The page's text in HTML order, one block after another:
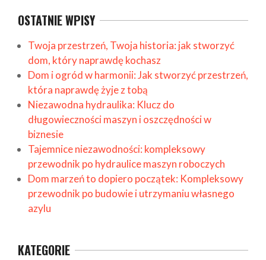
OSTATNIE WPISY
Twoja przestrzeń, Twoja historia: jak stworzyć
dom, który naprawdę kochasz
Dom i ogród w harmonii: Jak stworzyć przestrzeń,
która naprawdę żyje z tobą
Niezawodna hydraulika: Klucz do
długowieczności maszyn i oszczędności w
biznesie
Tajemnice niezawodności: kompleksowy
przewodnik po hydraulice maszyn roboczych
Dom marzeń to dopiero początek: Kompleksowy
przewodnik po budowie i utrzymaniu własnego
azylu
KATEGORIE